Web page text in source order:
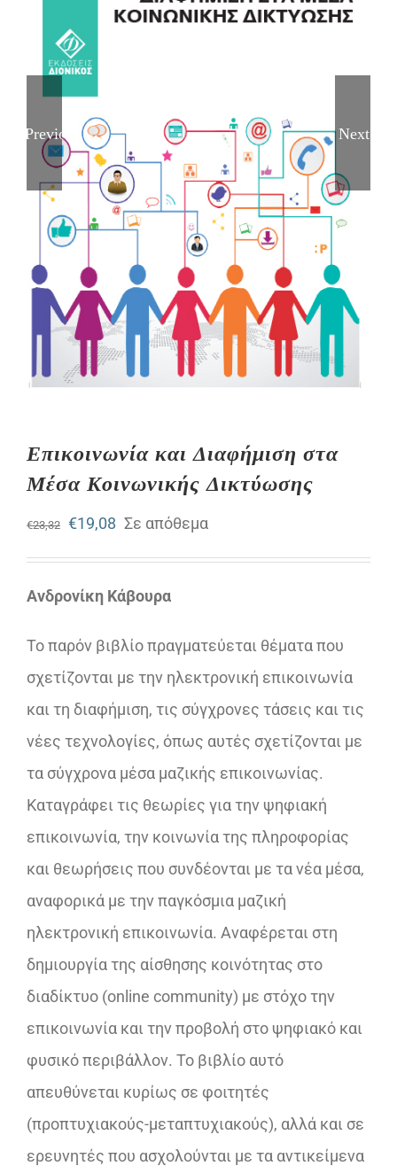
Previous Next
Επικοινωνία και Διαφήμιση στα
Mέσα Kοινωνικής Δικτύωσης
€23,32 Original
price
was:
€19,08 Η
τρέχουσα
τιμή
€19,08.
Σε απόθεμα
Ανδρονίκη Κάβουρα
Το παρόν βιβλίο πραγματεύεται θέματα που
σχετίζονται με την ηλεκτρονική επικοινωνία
και τη διαφήμιση, τις σύγχρονες τάσεις και τις
νέες τεχνολογίες, όπως αυτές σχετίζονται με
τα σύγχρονα μέσα μαζικής επικοινωνίας.
Καταγράφει τις θεωρίες για την ψηφιακή
επικοινωνία, την κοινωνία της πληροφορίας
και θεωρήσεις που συνδέονται με τα νέα μέσα,
αναφορικά με την παγκόσμια μαζική
ηλεκτρονική επικοινωνία. Αναφέρεται στη
δημιουργία της αίσθησης κοινότητας στο
διαδίκτυο (online community) με στόχο την
επικοινωνία και την προβολή στο ψηφιακό και
φυσικό περιβάλλον. Το βιβλίο αυτό
απευθύνεται κυρίως σε φοιτητές
(προπτυχιακούς-μεταπτυχιακούς), αλλά και σε
ερευνητές που ασχολούνται με τα αντικείμενα